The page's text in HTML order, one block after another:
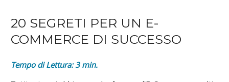
20 SEGRETI PER UN E-
COMMERCE DI SUCCESSO
Tempo di Lettura:3 min.